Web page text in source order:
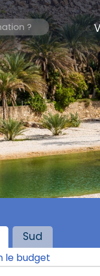
Sud
le budget